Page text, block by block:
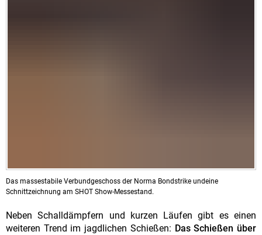
Das massestabile Verbundgeschoss der Norma Bondstrike undeine
Schnittzeichnung am SHOT Show-Messestand.
Neben Schalldämpfern und kurzen Läufen gibt es einen
weiteren Trend im jagdlichen Schießen: Das Schießen über